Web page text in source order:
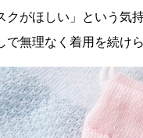
がほしい」という気
無理なく着用を続け